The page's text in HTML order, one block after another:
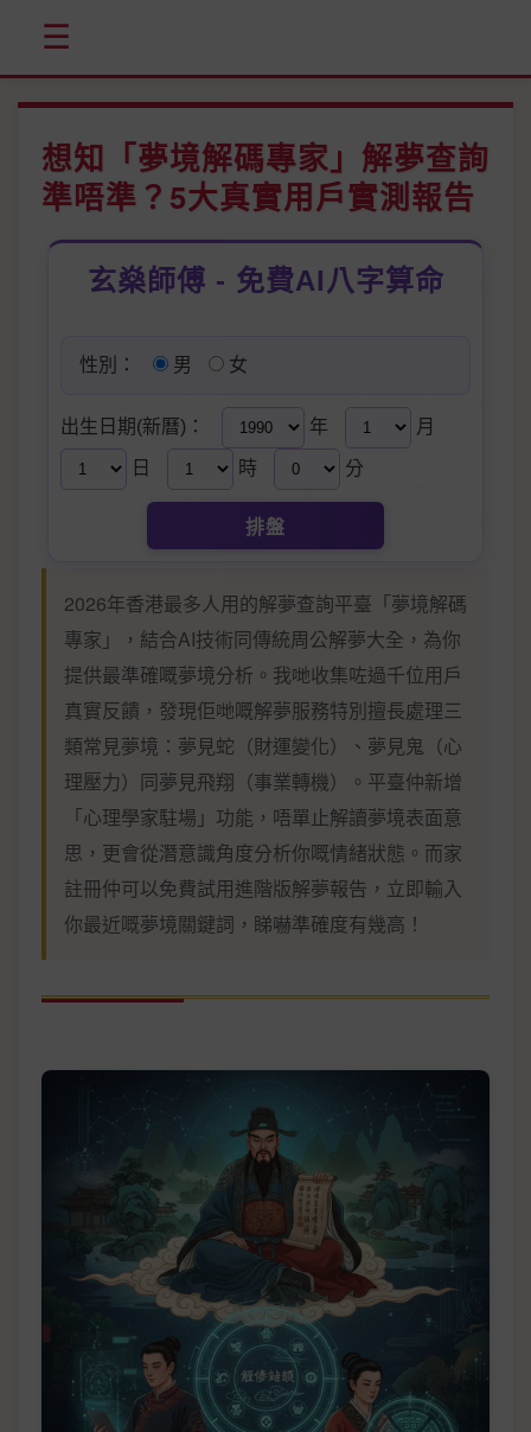
☰
想知「夢境解碼專家」解夢查詢
準唔準？5大真實用戶實測報告
玄燊師傅 - 免費AI八字算命
性別： 男 女
出生日期(新曆)： 年 月
日 時 分
排盤
2026年香港最多人用的解夢查詢平臺「夢境解碼
專家」，結合AI技術同傳統周公解夢大全，為你
提供最準確嘅夢境分析。我哋收集咗過千位用戶
真實反饋，發現佢哋嘅解夢服務特別擅長處理三
類常見夢境：夢見蛇（財運變化）、夢見鬼（心
理壓力）同夢見飛翔（事業轉機）。平臺仲新增
「心理學家駐場」功能，唔單止解讀夢境表面意
思，更會從潛意識角度分析你嘅情緒狀態。而家
註冊仲可以免費試用進階版解夢報告，立即輸入
你最近嘅夢境關鍵詞，睇嚇準確度有幾高！